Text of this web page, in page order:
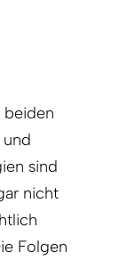
beiden
sind
nicht
Folgen